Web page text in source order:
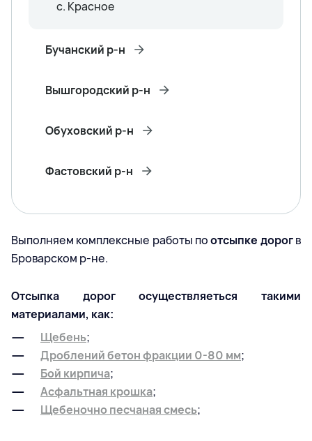
Выполняем комплексные работы поотсыпке дорогв
Броварском р-не.
Отсыпка дорог осуществляеться такими
материалами, как:
Щебень;
Дроблений бетон фракции 0-80 мм;
Бой кирпича;
Асфальтная крошка;
Щебеночно песчаная смесь;
с. Красное
Бучанский р-н
Вышгородский р-н
Обуховский р-н
Фастовский р-н